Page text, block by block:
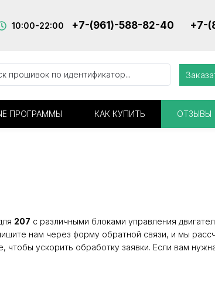
10:00-22:00 +7-(961)-588-82-40 +7-
ПРОГРАММЫ КАК КУПИТЬ ОТЗЫВЫ
207 с различными блоками управления
нам через форму обратной связи, и мы
чтобы ускорить обработку заявки. Если вам